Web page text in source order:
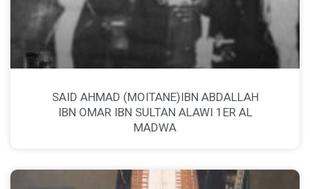
SAID AHMAD (MOITANE)IBN ABDALLAH
IBN OMAR IBN SULTAN ALAWI 1ER AL
MADWA